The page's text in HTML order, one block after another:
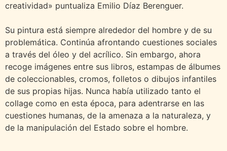
creatividad» puntualiza Emilio Díaz Berenguer.
Su pintura está siempre alrededor del hombre y de su
problemática. Continúa afrontando cuestiones sociales
a través del óleo y del acrílico. Sin embargo, ahora
recoge imágenes entre sus libros, estampas de álbumes
de coleccionables, cromos, folletos o dibujos infantiles
de sus propias hijas. Nunca había utilizado tanto el
collage como en esta época, para adentrarse en las
cuestiones humanas, de la amenaza a la naturaleza, y
de la manipulación del Estado sobre el hombre.